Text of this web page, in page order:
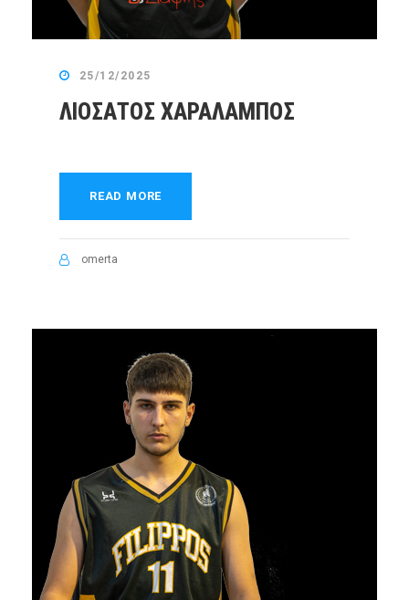
25/12/2025
ΛΙΟΣΑΤΟΣ ΧΑΡΑΛΑΜΠΟΣ
READ MORE
omerta